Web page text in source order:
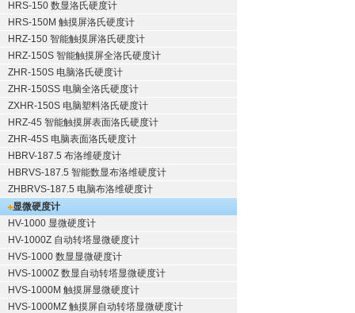
HRS-150 数显洛氏硬度计
HRS-150M 触摸屏洛氏硬度计
HRZ-150 智能触摸屏洛氏硬度计
HRZ-150S 智能触摸屏全洛氏硬度计
ZHR-150S 电脑洛氏硬度计
ZHR-150SS 电脑全洛氏硬度计
ZXHR-150S 电脑塑料洛氏硬度计
HRZ-45 智能触摸屏表面洛氏硬度计
ZHR-45S 电脑表面洛氏硬度计
HBRV-187.5 布洛维硬度计
HBRVS-187.5 智能数显布洛维硬度计
ZHBRVS-187.5 电脑布洛维硬度计
显微硬度计
HV-1000 显微硬度计
HV-1000Z 自动转塔显微硬度计
HVS-1000 数显显微硬度计
HVS-1000Z 数显自动转塔显微硬度计
HVS-1000M 触摸屏显微硬度计
HVS-1000MZ 触摸屏自动转塔显微硬度计